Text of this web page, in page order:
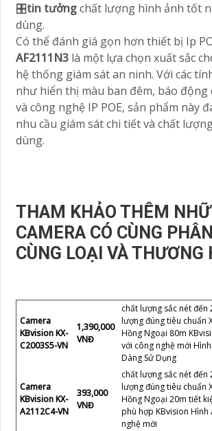
🎛tin tưởngchất lượng hình ảnh tốt
dùng.
Có thể đánh giá gọn hơn thiết bị Ip
AF2111N3 là một lựa chọn xuất sắc
hệ thống giám sát an ninh. Với các
như hiển thị màu ban đêm, báo động
và công nghệ IP POE, sản phẩm này
nhu cầu giám sát chi tiết và chất
dùng.
THAM KHẢO THÊM
CAMERA CÓ CÙNG
CÙNG LOẠI VÀ THƯƠNG
Camera
KBvision KX-
C2003S5-VN
1,390,000
VNĐ
chất lượng sắc nét đến
lượng đúng tiêu chuẩn
Hồng Ngoại 80m
với công nghệ mới
Dàng Sử Dụng
Camera
KBvision KX-
A2112C4-VN
393,000
VNĐ
chất lượng sắc nét đến
lượng đúng tiêu chuẩn
Hồng Ngoại 20m tiết
phù hợp KBvision Hình
nghệ mới